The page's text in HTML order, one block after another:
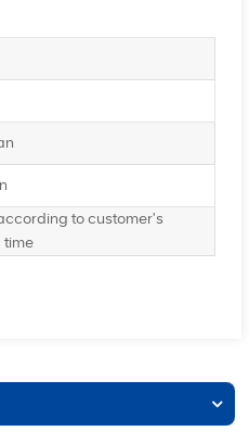
to customer's
time